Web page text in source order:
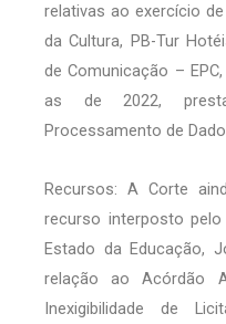
relativas ao exercício
da Cultura, PB-Tur
de Comunicação –
as de 2022,
Processamento de
Recursos: A Corte
recurso interposto
Estado da Educação,
relação ao Acórdão
Inexigibilidade de